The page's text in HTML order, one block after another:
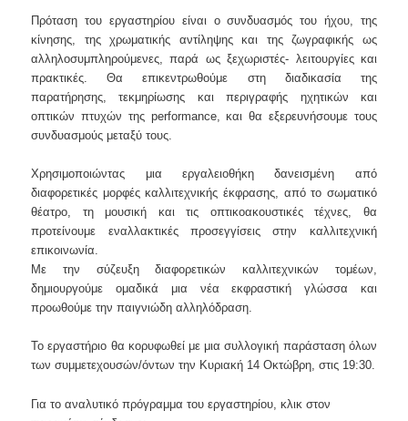
Πρόταση του εργαστηρίου είναι ο συνδυασμός του ήχου, της
κίνησης, της χρωματικής αντίληψης και της ζωγραφικής ως
αλληλοσυμπληρούμενες, παρά ως ξεχωριστές- λειτουργίες και
πρακτικές. Θα επικεντρωθούμε στη διαδικασία της
παρατήρησης, τεκμηρίωσης και περιγραφής ηχητικών και
οπτικών πτυχών της performance, και θα εξερευνήσουμε τους
συνδυασμούς μεταξύ τους.
Χρησιμοποιώντας μια εργαλειοθήκη δανεισμένη από
διαφορετικές μορφές καλλιτεχνικής έκφρασης, από το σωματικό
θέατρο, τη μουσική και τις οπτικοακουστικές τέχνες, θα
προτείνουμε εναλλακτικές προσεγγίσεις στην καλλιτεχνική
επικοινωνία.
Με την σύζευξη διαφορετικών καλλιτεχνικών τομέων,
δημιουργούμε ομαδικά μια νέα εκφραστική γλώσσα και
προωθούμε την παιγνιώδη αλληλόδραση.
Το εργαστήριο θα κορυφωθεί με μια συλλογική παράσταση όλων
των συμμετεχουσών/όντων την Κυριακή 14 Οκτώβρη, στις 19:30.
Για το αναλυτικό πρόγραμμα του εργαστηρίου, κλικ στον